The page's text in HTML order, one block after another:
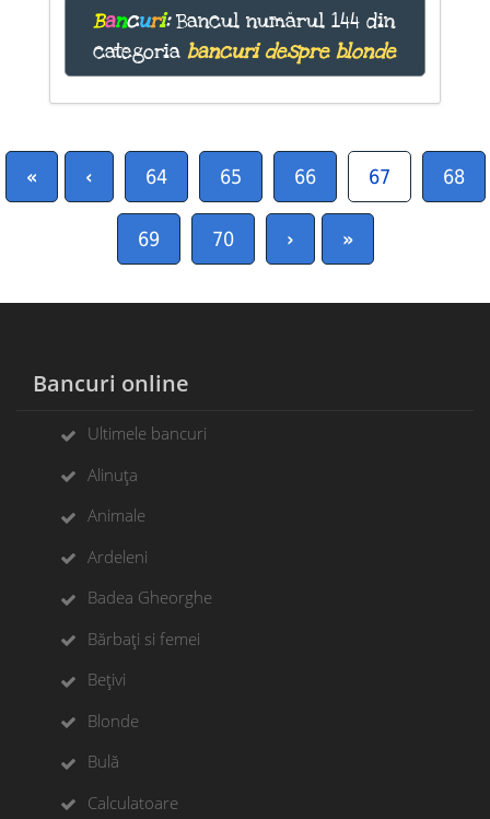
Bancuri:Bancul numărul 144 din
categoriabancuri despre blonde
« ‹ 64 65 66 67 68
69 70 › »
Bancuri online
Ultimele bancuri
Alinuța
Animale
Ardeleni
Badea Gheorghe
Bărbați si femei
Bețivi
Blonde
Bulă
Calculatoare